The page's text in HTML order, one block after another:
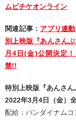
ムビチケオンライン
関連記事： アプリ連
別上映版『あんさん
月4日(金)公開決定
禁!!
特別上映版『あんさ
2022年3月4日（金）
配給：バンダイナムコ